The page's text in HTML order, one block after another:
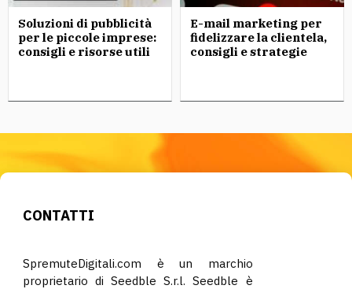
Soluzioni di pubblicità
per le piccole imprese:
consigli e risorse utili
E-mail marketing per
fidelizzare la clientela,
consigli e strategie
CONTATTI
SpremuteDigitali.com è un marchio
proprietario di Seedble S.r.l. Seedble è